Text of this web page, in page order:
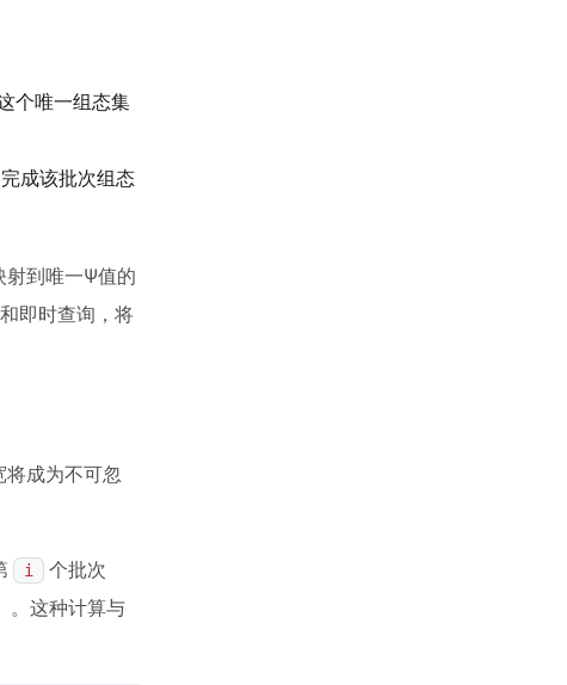
个唯一组态集
成该批次组态
射到唯一Ψ值的
即时查询，将
成为不可忽
i
个批次
。这种计算与